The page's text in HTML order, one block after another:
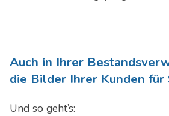
Auch in Ihrer
die Bilder Ihrer Kunden für
Und so geht’s: